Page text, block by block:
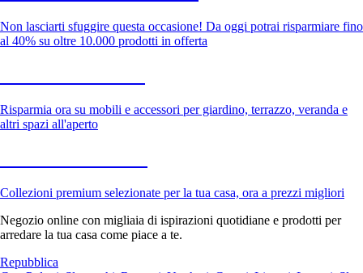
Non lasciarti sfuggire questa occasione! Da oggi potrai risparmiare fino
al 40% su oltre 10.000 prodotti in offerta
Risparmia ora su mobili e accessori per giardino, terrazzo, veranda e
altri spazi all'aperto
Collezioni premium selezionate per la tua casa, ora a prezzi migliori
Negozio online con migliaia di ispirazioni quotidiane e prodotti per
arredare la tua casa come piace a te.
Repubblica